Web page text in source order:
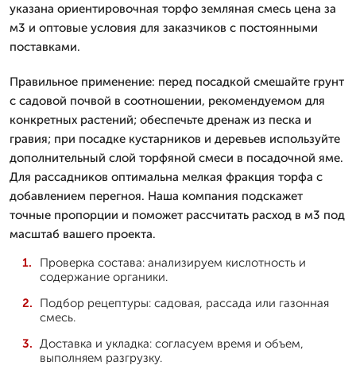
указана ориентировочная торфо земляная смесь цена за
м3 и оптовые условия для заказчиков с постоянными
поставками.
Правильное применение: перед посадкой смешайте грунт
с садовой почвой в соотношении, рекомендуемом для
конкретных растений; обеспечьте дренаж из песка и
гравия; при посадке кустарников и деревьев используйте
дополнительный слой торфяной смеси в посадочной яме.
Для рассадников оптимальна мелкая фракция торфа с
добавлением перегноя. Наша компания подскажет
точные пропорции и поможет рассчитать расход в м3 под
масштаб вашего проекта.
Проверка состава: анализируем кислотность и
содержание органики.
Подбор рецептуры: садовая, рассада или газонная
смесь.
Доставка и укладка: согласуем время и объем,
выполняем разгрузку.